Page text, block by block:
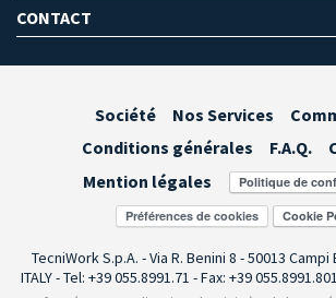
CONTACT
Société Nos Services
Conditions générales
F.A.Q.
Mention légales
Préférences de cookies
TecniWork S.p.A. - Via R. Benini 8 - 50013
ITALY - Tel: +39 055.8991.71 - Fax: +39